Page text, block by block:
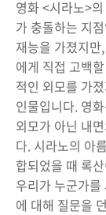
영화 <시라노>
가 충돌하는 지
재능을 가졌지
에게 직접 고백
적인 외모를 가
인물입니다. 영
외모가 아닌 내
다. 시라노의 아
합되었을 때 록
우리가 누군가
에 대해 질문을